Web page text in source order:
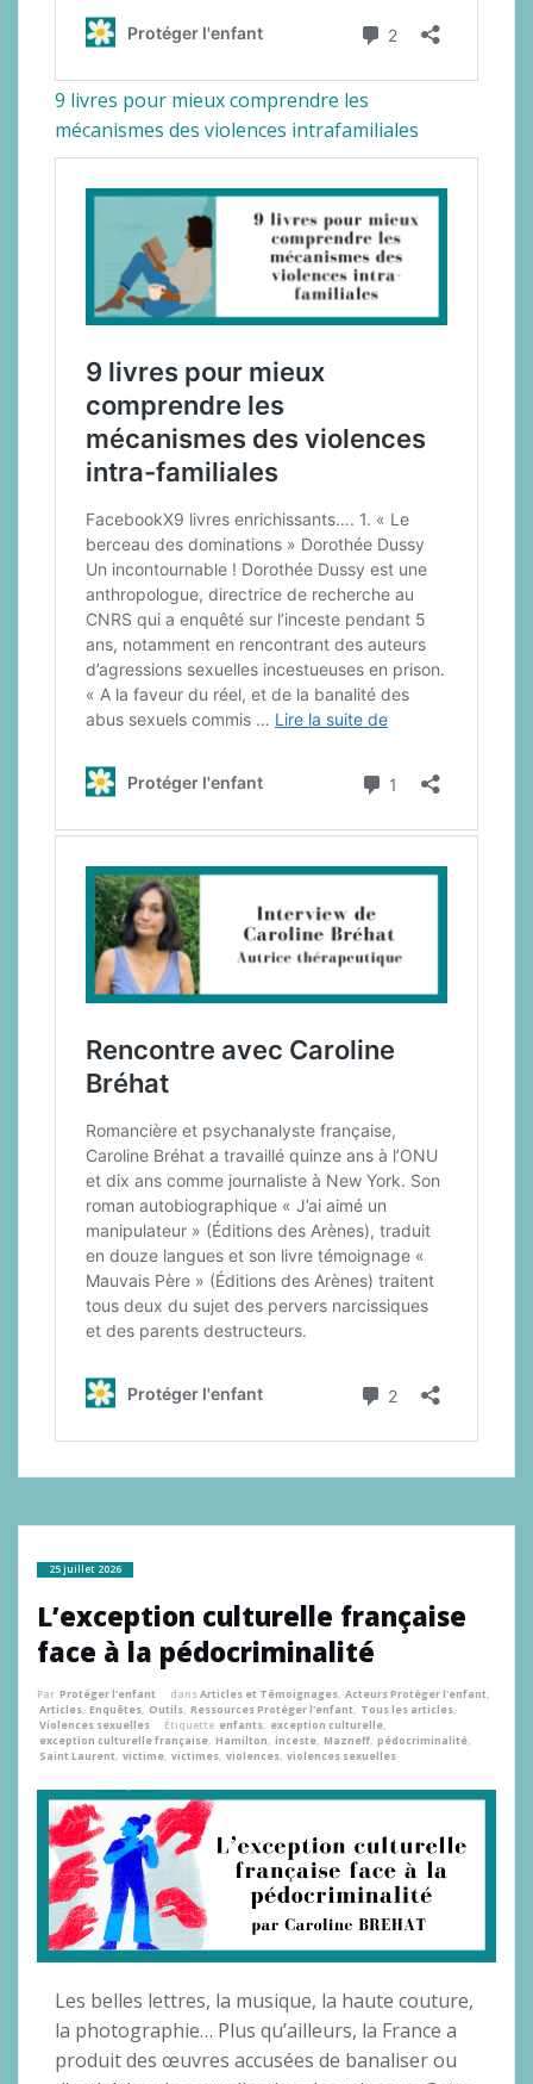
9 livres pour mieux comprendre les
mécanismes des violences intrafamiliales
25 juillet 2026
L’exception culturelle française
face à la pédocriminalité
Par Protéger l'enfant dansArticles et Témoignages, Acteurs Protéger l'enfant,
Articles, Enquêtes, Outils, Ressources Protéger l'enfant, Tous les articles,
Violences sexuelles
Étiquette enfants, exception culturelle,
exception culturelle française, Hamilton, inceste, Mazneff, pédocriminalité,
Saint Laurent, victime, victimes, violences, violences sexuelles
Les belles lettres, la musique, la haute couture,
la photographie… Plus qu’ailleurs, la France a
produit des œuvres accusées de banaliser ou